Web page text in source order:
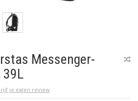
Messenger-
39L
je eigen review